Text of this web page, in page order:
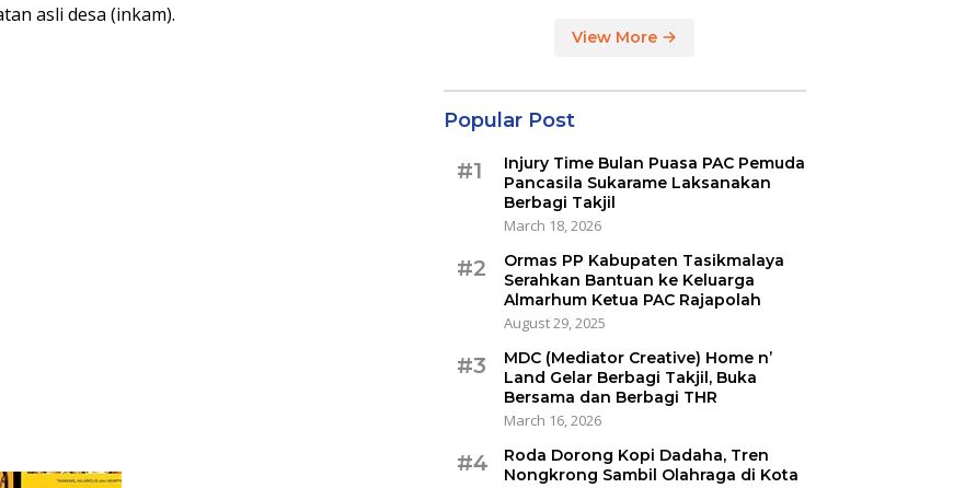
asli desa (inkam).
View More
Popular Post
#1
Injury Time Bulan Puasa PAC Pemuda
Pancasila Sukarame Laksanakan
Berbagi Takjil
March 18, 2026
#2
Ormas PP Kabupaten Tasikmalaya
Serahkan Bantuan ke Keluarga
Almarhum Ketua PAC Rajapolah
August 29, 2025
#3
MDC (Mediator Creative) Home n’
Land Gelar Berbagi Takjil, Buka
Bersama dan Berbagi THR
March 16, 2026
#4
Roda Dorong Kopi Dadaha, Tren
Nongkrong Sambil Olahraga di Kota